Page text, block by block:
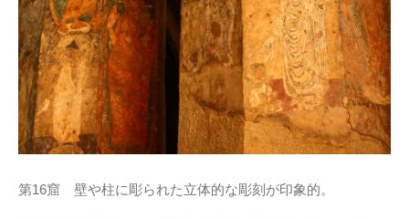
第16窟 壁や柱に彫られた立体的な彫刻が印象的。